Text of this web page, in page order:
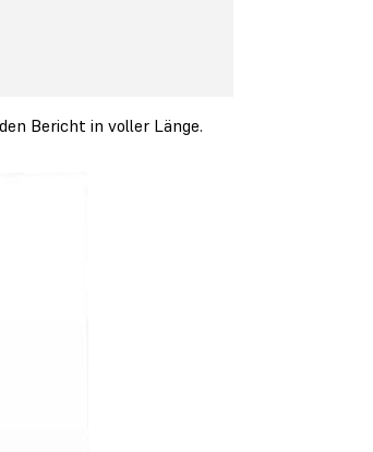
Bericht in voller Länge.